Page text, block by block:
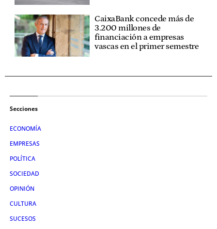
CaixaBank concede más de
3.200 millones de
financiación a empresas
vascas en el primer semestre
Secciones
ECONOMÍA
EMPRESAS
POLÍTICA
SOCIEDAD
OPINIÓN
CULTURA
SUCESOS